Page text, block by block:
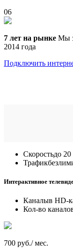
06
7 лет на рынке Мы
2014 года
Подключить
Скоростьдо
Трафик
Интерактивное
Каналыв HD-
Кол-во
700 руб./ мес.